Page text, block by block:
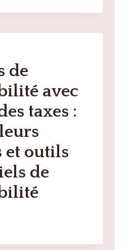
de
avec
taxes :
et outils
de